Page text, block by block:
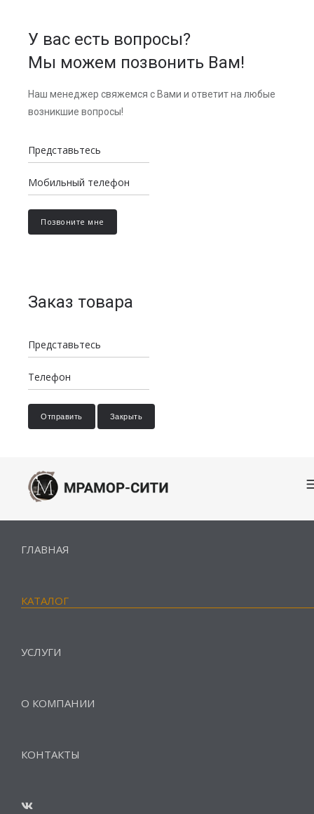
У вас есть вопросы?
Мы можем позвонить Вам!
Наш менеджер свяжемся с Вами и ответит на любые
возникшие вопросы!
Заказ товара
Отправить Закрыть
ГЛАВНАЯ
КАТАЛОГ
УСЛУГИ
О КОМПАНИИ
КОНТАКТЫ